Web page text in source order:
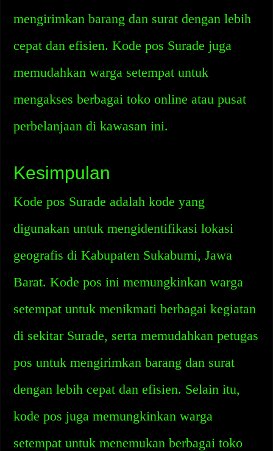
mengirimkan barang dan surat dengan lebih
cepat dan efisien. Kode pos Surade juga
memudahkan warga setempat untuk
mengakses berbagai toko online atau pusat
perbelanjaan di kawasan ini.
Kesimpulan
Kode pos Surade adalah kode yang
digunakan untuk mengidentifikasi lokasi
geografis di Kabupaten Sukabumi, Jawa
Barat. Kode pos ini memungkinkan warga
setempat untuk menikmati berbagai kegiatan
di sekitar Surade, serta memudahkan petugas
pos untuk mengirimkan barang dan surat
dengan lebih cepat dan efisien. Selain itu,
kode pos juga memungkinkan warga
setempat untuk menemukan berbagai toko